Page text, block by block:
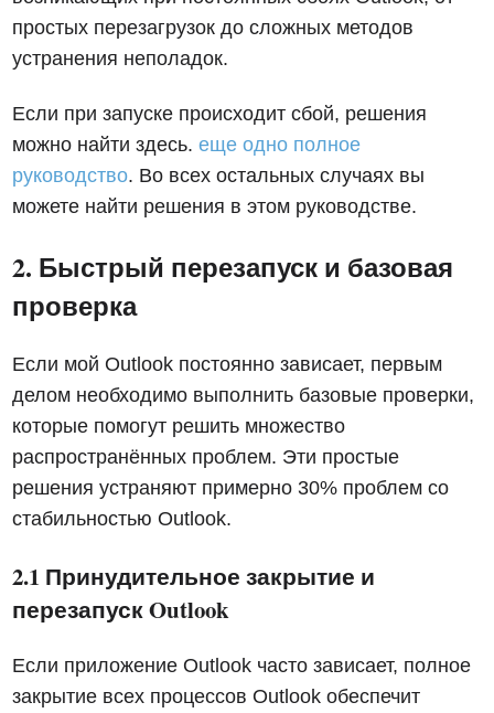
простых перезагрузок до сложных методов
устранения неполадок.
Если при запуске происходит сбой, решения
можно найти здесь.еще одно полное
руководство. Во всех остальных случаях вы
можете найти решения в этом руководстве.
2. Быстрый перезапуск и базовая
проверка
Если мой Outlook постоянно зависает, первым
делом необходимо выполнить базовые проверки,
которые помогут решить множество
распространённых проблем. Эти простые
решения устраняют примерно 30% проблем со
стабильностью Outlook.
2.1 Принудительное закрытие и
перезапуск Outlook
Если приложение Outlook часто зависает, полное
закрытие всех процессов Outlook обеспечит